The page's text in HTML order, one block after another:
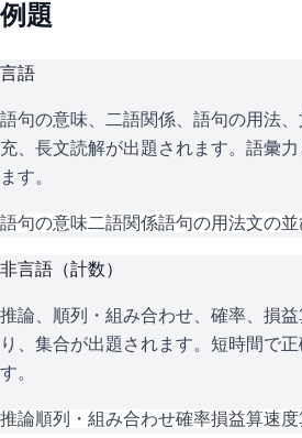
例題
言語
語句の意味、二語関係、語句の用法
充、長文読解が出題されます。語彙
ます。
語句の意味二語関係語句の用法文の並
非言語（計数）
推論、順列・組み合わせ、確率、損
り、集合が出題されます。短時間で
す。
推論順列・組み合わせ確率損益算速度